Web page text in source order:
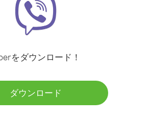
をダウンロード！
ダウンロード